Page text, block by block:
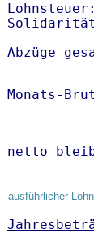
Abzüge
netto
ausführlicher